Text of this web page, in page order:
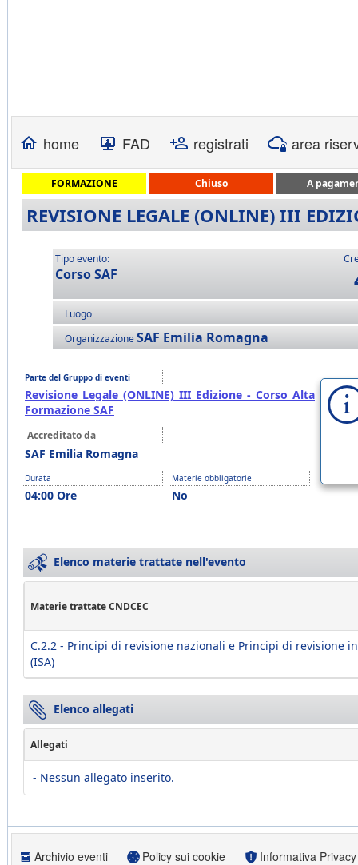
home FAD registrati area
FORMAZIONE Chiuso A
REVISIONE LEGALE (ONLINE) III
Tipo evento:
Corso SAF
Luogo
OrganizzazioneSAF Emilia Romagna
Parte del Gruppo di eventi
Revisione Legale (ONLINE) III Edizione - Corso Alta
Formazione SAF
Accreditato da
SAF Emilia Romagna
Durata
04:00 Ore
Materie obbligatorie
No
Elenco materie trattate nell'evento
Materie trattate CNDCEC
C.2.2 - Principi di revisione nazionali e Principi di revisione
(ISA)
Elenco allegati
Allegati
- Nessun allegato inserito.
Archivio eventi Policy sui cookie Informativa Privacy